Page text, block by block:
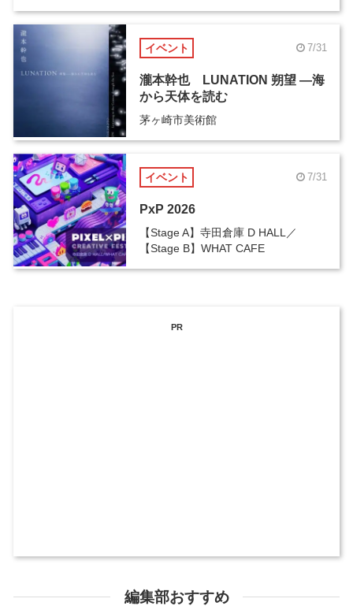
イベント 7/31
瀧本幹也 LUNATION 朔望 ―海
から天体を読む
茅ヶ崎市美術館
イベント 7/31
PxP 2026
【Stage A】寺田倉庫 D HALL／
【Stage B】WHAT CAFE
PR
編集部おすすめ